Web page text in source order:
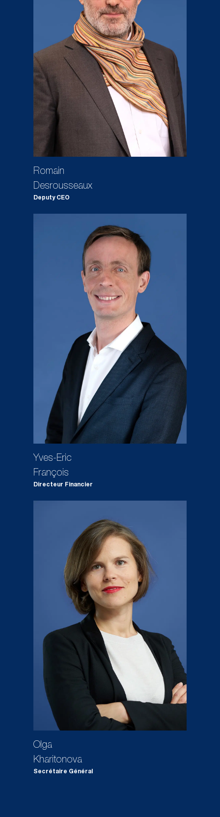
Romain
Desrousseaux
Deputy CEO
Yves-Eric
François
Directeur Financier
Olga
Kharitonova
Secrétaire Général